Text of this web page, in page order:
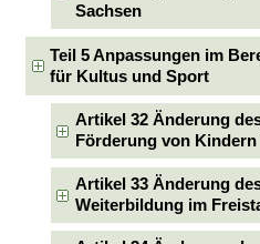
Sachsen
Teil 5 Anpassungen im
für Kultus und Sport
Artikel 32 Änderung
Förderung von
Artikel 33 Änderung
Weiterbildung im